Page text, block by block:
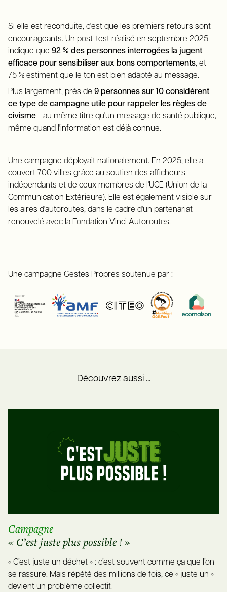
Si elle est reconduite, c'est que les premiers retours sont
encourageants. Un post-test réalisé en septembre 2025
indique que 92 % des personnes interrogées la jugent
efficace pour sensibiliser aux bons comportements, et
75 % estiment que le ton est bien adapté au message.
Plus largement, près de 9 personnes sur 10 considèrent
ce type de campagne utile pour rappeler les règles de
civisme - au même titre qu'un message de santé publique,
même quand l'information est déjà connue.
Une campagne déployait nationalement. En 2025, elle a
couvert 700 villes grâce au soutien des afficheurs
indépendants et de ceux membres de l'UCE (Union de la
Communication Extérieure). Elle est également visible sur
les aires d'autoroutes, dans le cadre d'un partenariat
renouvelé avec la Fondation Vinci Autoroutes.
Une campagne Gestes Propres soutenue par :
Découvrez aussi ...
Campagne
« C’est juste plus possible ! »
« C’est juste un déchet » : c’est souvent comme ça que l’on
se rassure. Mais répété des millions de fois, ce « juste un »
devient un problème collectif.